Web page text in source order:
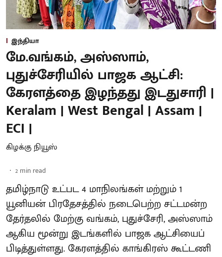
இந்தியா
மே.வங்கம், அஸ்ஸாம்,
புதுச்சேரியில் பாஜக ஆட்சி:
கேரளத்தை இழந்தது இடதுசாரி |
Keralam | West Bengal | Assam |
ECI |
கிழக்கு நியூஸ்
2 min read
தமிழ்நாடு உட்பட 4 மாநிலங்கள் மற்றும் 1
யூனியன் பிரதேசத்தில் நடைபெற்ற சட்டமன்ற
தேர்தலில் மேற்கு வங்கம், புதுச்சேரி, அஸ்ஸாம்
ஆகிய மூன்று இடங்களில் பாஜக ஆட்சியைப்
பிடித்துள்ளது. கேரளத்தில் காங்கிரஸ் கூட்டணி